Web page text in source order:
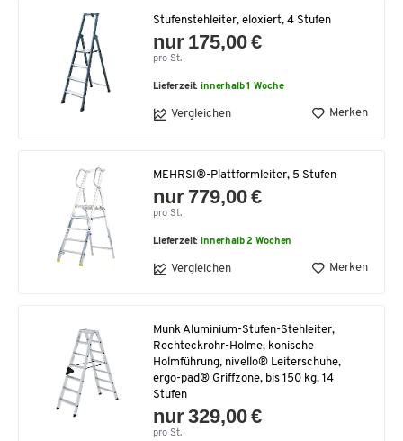
Stufenstehleiter, eloxiert, 4 Stufen
nur 175,00 €
pro St.
Lieferzeit:innerhalb 1 Woche
Vergleichen Merken
MEHRSI®-Plattformleiter, 5 Stufen
nur 779,00 €
pro St.
Lieferzeit:innerhalb 2 Wochen
Vergleichen Merken
Munk Aluminium-Stufen-Stehleiter,
Rechteckrohr-Holme, konische
Holmführung, nivello® Leiterschuhe,
ergo-pad® Griffzone, bis 150 kg, 14
Stufen
nur 329,00 €
pro St.